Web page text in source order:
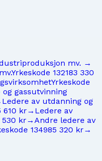
mv. →
Yrkeskode 132183 330
Yrkeskode
gassutvinning
Ledere av utdanning og
610 kr→ Ledere av
530 kr→ Andre ledere av
134985 320 kr→